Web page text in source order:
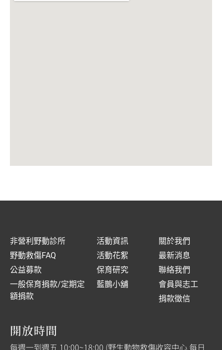
開放時間
每週一到週五 10:00~18:00 (野生動物救傷收容中心 每日
關於我們
最新消息
聯絡我們
會員與志工
捐款徵信
活動資訊
活動花絮
保育研究
藍鵲小舖
非營利野動診所
野動救傷FAQ
公益募款
一般保育捐款/定期定
額捐款